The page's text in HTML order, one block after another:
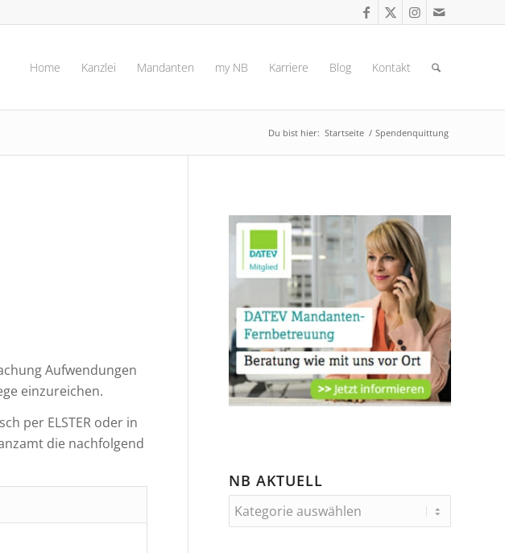
Home Kanzlei Mandanten my NB Karriere Blog Kontakt
Du bist hier: Startseite / Spendenquittung
Aufwendungen
einzureichen.
per ELSTER oder in
die nachfolgend
NB AKTUELL